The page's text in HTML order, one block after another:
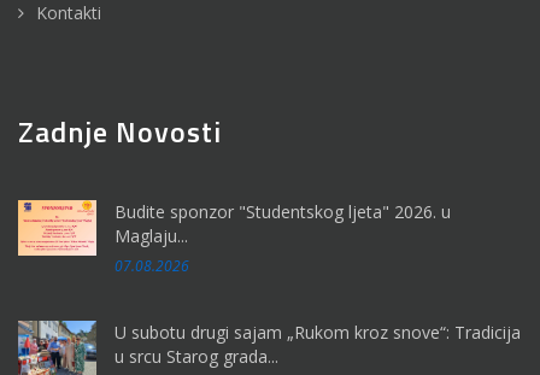
Kontakti
Zadnje Novosti
Budite sponzor "Studentskog ljeta" 2026. u
Maglaju...
07.08.2026
U subotu drugi sajam „Rukom kroz snove“: Tradicija
u srcu Starog grada...